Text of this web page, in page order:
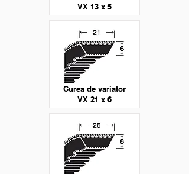
VX 13 x 5
Curea de variator
VX 21 x 6